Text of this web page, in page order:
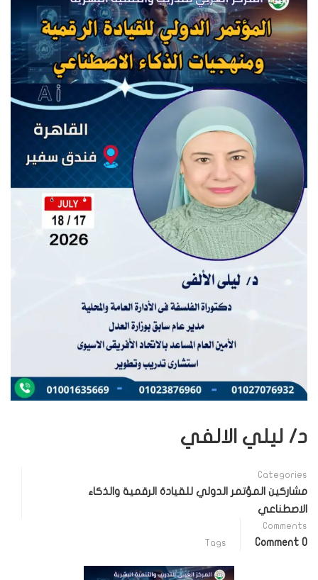
د/ ليلي الالفي
Categories
مشاركين المؤتمر الدولي للقيادة الرقمية والذكاء
الاصطناعي
Comments
0 Comment
Tags